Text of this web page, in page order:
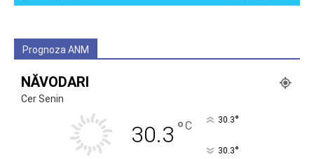
Prognoza ANM
NĂVODARI
Cer Senin
30.3 °C 30.3°
30.3°